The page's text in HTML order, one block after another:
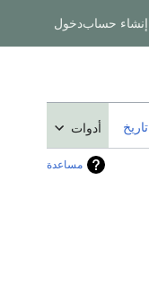
إنشاء حسابدخول
تاريخ أدوات
مساعدة